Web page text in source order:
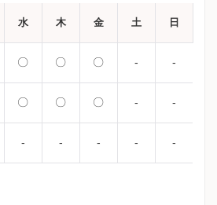
水 木 金 土 日
〇 〇 〇 - -
〇 〇 〇 - -
- - - - -